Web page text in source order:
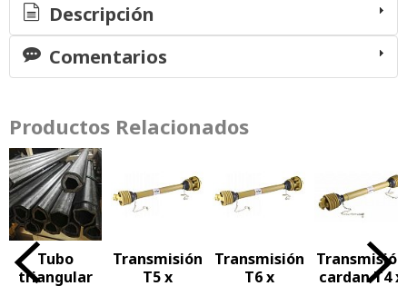
Descripción
Comentarios
Productos Relacionados
Tubo
triangular
Transmisión
T5 x
Transmisión
T6 x
Transmisión
cardan T4 x